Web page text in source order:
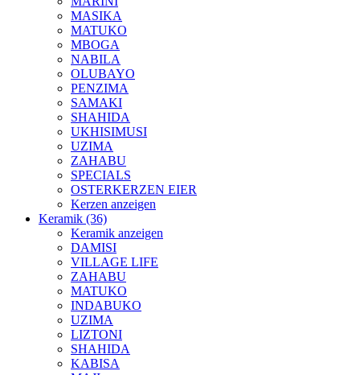
MASIKA
MATUKO
MBOGA
NABILA
OLUBAYO
PENZIMA
SAMAKI
SHAHIDA
UKHISIMUSI
UZIMA
ZAHABU
SPECIALS
OSTERKERZEN EIER
Kerzen anzeigen
Keramik (36)
Keramik anzeigen
DAMISI
VILLAGE LIFE
ZAHABU
MATUKO
INDABUKO
UZIMA
LIZTONI
SHAHIDA
KABISA